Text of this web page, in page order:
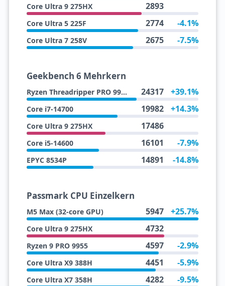
Core Ultra 9 275HX 2893
Core Ultra 5 225F 2774 -4.1%
Core Ultra 7 258V 2675 -7.5%
Geekbench 6 Mehrkern
Ryzen Threadripper PRO 9945WX 24317 +39.1%
Core i7-14700 19982 +14.3%
Core Ultra 9 275HX 17486
Core i5-14600 16101 -7.9%
EPYC 8534P 14891 -14.8%
Passmark CPU Einzelkern
M5 Max (32-core GPU) 5947 +25.7%
Core Ultra 9 275HX 4732
Ryzen 9 PRO 9955 4597 -2.9%
Core Ultra X9 388H 4451 -5.9%
Core Ultra X7 358H 4282 -9.5%